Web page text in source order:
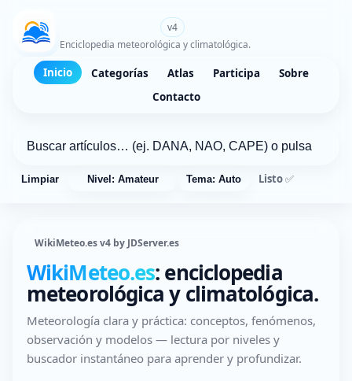
v4
Enciclopedia meteorológica y climatológica.
Inicio Categorías Atlas Participa
Sobre
Contacto
Limpiar Nivel: Amateur Tema: Auto Listo ✅
WikiMeteo.es v4 by JDServer.es
WikiMeteo.es: enciclopedia
meteorológica y climatológica.
Meteorología clara y práctica: conceptos, fenómenos,
observación y modelos — lectura por niveles y
buscador instantáneo para aprender y profundizar.